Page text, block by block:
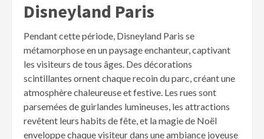
Disneyland Paris
Pendant cette période, Disneyland Paris se
métamorphose en un paysage enchanteur, captivant
les visiteurs de tous âges. Des décorations
scintillantes ornent chaque recoin du parc, créant une
atmosphère chaleureuse et festive. Les rues sont
parsemées de guirlandes lumineuses, les attractions
revêtent leurs habits de fête, et la magie de Noël
enveloppe chaque visiteur dans une ambiance joyeuse